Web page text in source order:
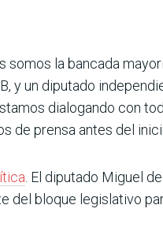
somos la bancada
y un diputado
dialogando con
de prensa antes del
. El diputado Miguel
del bloque legislativo